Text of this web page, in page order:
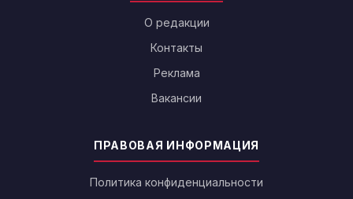
О редакции
Контакты
Реклама
Вакансии
ПРАВОВАЯ ИНФОРМАЦИЯ
Политика конфиденциальности